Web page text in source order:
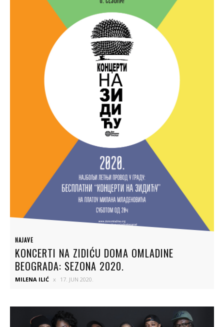
NAJAVE
KONCERTI NA ZIDIĆU DOMA OMLADINE
BEOGRADA: SEZONA 2020.
MILENA ILIĆ 17. JUN 2020.